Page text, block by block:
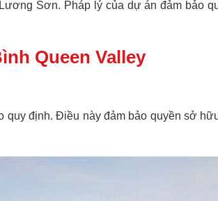
Sơn. Pháp lý của dự án đảm bảo
Queen Valley
định. Điều này đảm bảo quyền sở